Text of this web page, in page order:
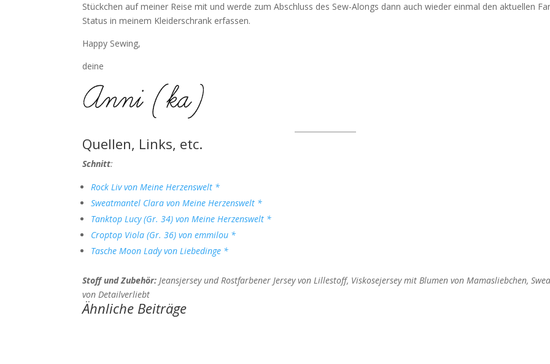
Stückchen auf meiner Reise mit und werde zum Abschluss des Sew-Alongs dann auch wieder einmal den aktuellen
Status in meinem Kleiderschrank erfassen.
Happy Sewing,
deine
Quellen, Links, etc.
Schnitt:
Rock Liv von Meine Herzenswelt *
Sweatmantel Clara von Meine Herzenswelt *
Tanktop Lucy (Gr. 34) von Meine Herzenswelt *
Croptop Viola (Gr. 36) von emmilou *
Tasche Moon Lady von Liebedinge *
Stoff und Zubehör: Jeansjersey und Rostfarbener Jersey von Lillestoff, Viskosejersey mit Blumen von Mamasliebchen,
von Detailverliebt
Ähnliche Beiträge